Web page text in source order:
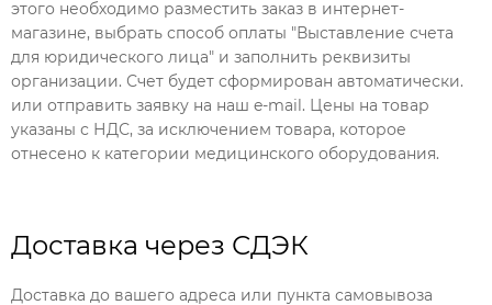
этого необходимо разместить заказ в интернет-
магазине, выбрать способ оплаты "Выставление счета
для юридического лица" и заполнить реквизиты
организации. Счет будет сформирован автоматически.
или отправить заявку на наш e-mail. Цены на товар
указаны с НДС, за исключением товара, которое
отнесено к категории медицинского оборудования.
Доставка через СДЭК
Доставка до вашего адреса или пункта самовывоза